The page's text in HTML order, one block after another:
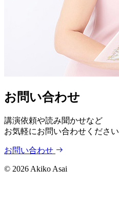
お問い合わせ
講演依頼や読み聞かせなど
お気軽にお問い合わせください
お問い合わせ
© 2026 Akiko Asai